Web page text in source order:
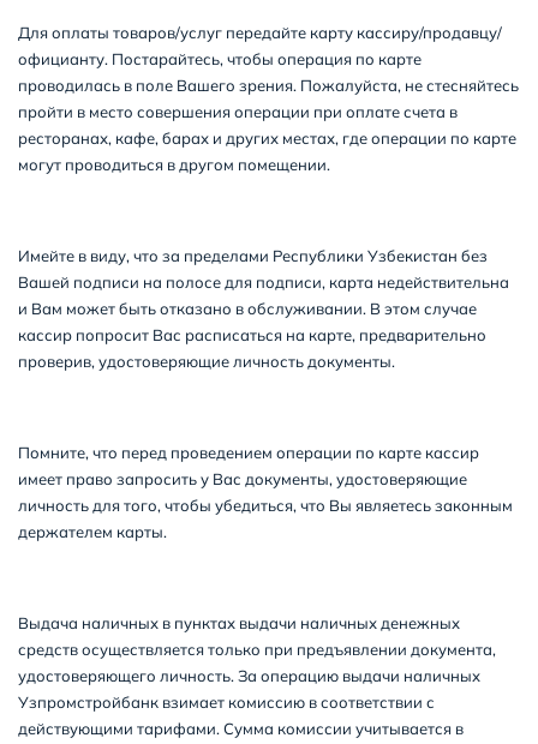
Для оплаты товаров/услуг передайте карту кассиру/продавцу/
официанту. Постарайтесь, чтобы операция по карте
проводилась в поле Вашего зрения. Пожалуйста, не стесняйтесь
пройти в место совершения операции при оплате счета в
ресторанах, кафе, барах и других местах, где операции по карте
могут проводиться в другом помещении.
Имейте в виду, что за пределами Республики Узбекистан без
Вашей подписи на полосе для подписи, карта недействительна
и Вам может быть отказано в обслуживании. В этом случае
кассир попросит Вас расписаться на карте, предварительно
проверив, удостоверяющие личность документы.
Помните, что перед проведением операции по карте кассир
имеет право запросить у Вас документы, удостоверяющие
личность для того, чтобы убедиться, что Вы являетесь законным
держателем карты.
Выдача наличных в пунктах выдачи наличных денежных
средств осуществляется только при предъявлении документа,
удостоверяющего личность. За операцию выдачи наличных
Узпромстройбанк взимает комиссию в соответствии с
действующими тарифами. Сумма комиссии учитывается в